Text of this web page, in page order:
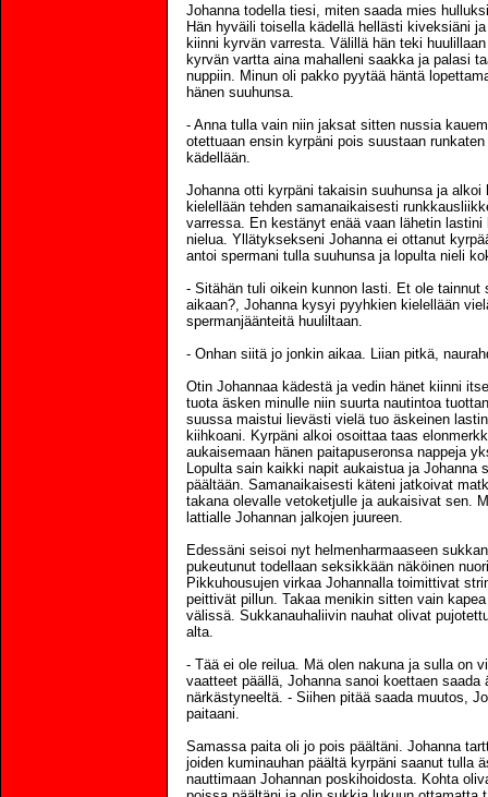
Johanna todella tiesi, miten saada mies
Hän hyväili toisella kädellä hellästi kiveksiäni
kiinni kyrvän varresta. Välillä hän teki
kyrvän vartta aina mahalleni saakka ja palasi
nuppiin. Minun oli pakko pyytää häntä
hänen suuhunsa.
- Anna tulla vain niin jaksat sitten nussia
otettuaan ensin kyrpäni pois suustaan
kädellään.
Johanna otti kyrpäni takaisin suuhunsa ja alkoi
kielellään tehden samanaikaisesti
varressa. En kestänyt enää vaan lähetin
nielua. Yllätyksekseni Johanna ei ottanut
antoi spermani tulla suuhunsa ja lopulta nieli
- Sitähän tuli oikein kunnon lasti. Et ole tainnut
aikaan?, Johanna kysyi pyyhkien kielellään
spermanjäänteitä huuliltaan.
- Onhan siitä jo jonkin aikaa. Liian pitkä,
Otin Johannaa kädestä ja vedin hänet kiinni
tuota äsken minulle niin suurta nautintoa
suussa maistui lievästi vielä tuo äskeinen
kiihkoani. Kyrpäni alkoi osoittaa taas
aukaisemaan hänen paitapuseronsa nappeja
Lopulta sain kaikki napit aukaistua ja Johanna
päältään. Samanaikaisesti käteni jatkoivat
takana olevalle vetoketjulle ja aukaisivat sen.
lattialle Johannan jalkojen juureen.
Edessäni seisoi nyt helmenharmaaseen
pukeutunut todellaan seksikkään näköinen
Pikkuhousujen virkaa Johannalla toimittivat
peittivät pillun. Takaa menikin sitten vain
välissä. Sukkanauhaliivin nauhat olivat
alta.
- Tää ei ole reilua. Mä olen nakuna ja sulla on
vaatteet päällä, Johanna sanoi koettaen saada
närkästyneeltä. - Siihen pitää saada muutos,
paitaani.
Samassa paita oli jo pois päältäni. Johanna
joiden kuminauhan päältä kyrpäni saanut tulla
nauttimaan Johannan poskihoidosta. Kohta